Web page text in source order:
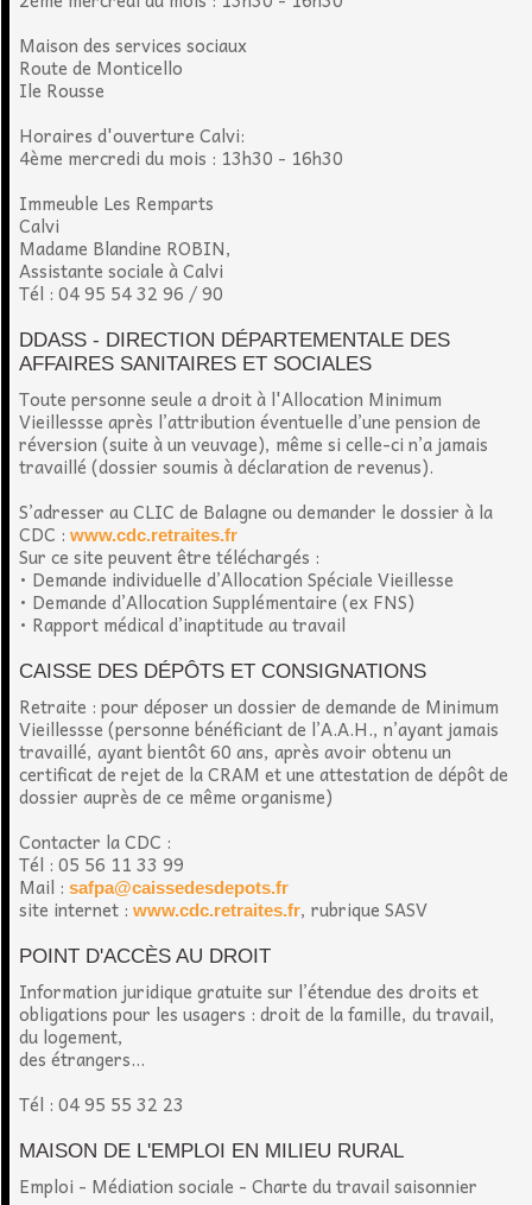
Maison des services sociaux
Route de Monticello
Ile Rousse
Horaires d'ouverture Calvi:
4ème mercredi du mois : 13h30 - 16h30
Immeuble Les Remparts
Calvi
Madame Blandine ROBIN,
Assistante sociale à Calvi
Tél : 04 95 54 32 96 / 90
DDASS - DIRECTION DÉPARTEMENTALE DES
AFFAIRES SANITAIRES ET SOCIALES
Toute personne seule a droit à l'Allocation Minimum
Vieillessse après l’attribution éventuelle d’une pension de
réversion (suite à un veuvage), même si celle-ci n’a jamais
travaillé (dossier soumis à déclaration de revenus).
S’adresser au CLIC de Balagne ou demander le dossier à la
CDC : www.cdc.retraites.fr
Sur ce site peuvent être téléchargés :
• Demande individuelle d’Allocation Spéciale Vieillesse
• Demande d’Allocation Supplémentaire (ex FNS)
• Rapport médical d’inaptitude au travail
CAISSE DES DÉPÔTS ET CONSIGNATIONS
Retraite : pour déposer un dossier de demande de Minimum
Vieillessse (personne bénéficiant de l’A.A.H., n’ayant jamais
travaillé, ayant bientôt 60 ans, après avoir obtenu un
certificat de rejet de la CRAM et une attestation de dépôt de
dossier auprès de ce même organisme)
Contacter la CDC :
Tél : 05 56 11 33 99
Mail : safpa@caissedesdepots.fr
site internet : www.cdc.retraites.fr, rubrique SASV
POINT D'ACCÈS AU DROIT
Information juridique gratuite sur l’étendue des droits et
obligations pour les usagers : droit de la famille, du travail,
du logement,
des étrangers...
Tél : 04 95 55 32 23
MAISON DE L'EMPLOI EN MILIEU RURAL
Emploi - Médiation sociale - Charte du travail saisonnier